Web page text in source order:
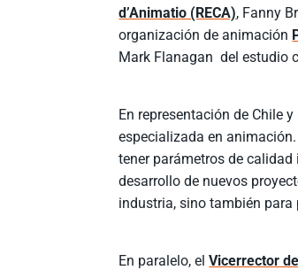
d’Animatio (RECA), Fanny
organización de animación
Mark Flanagan del estudio
En representación de Chile
especializada en
tener parámetros de
desarrollo de nuevos
industria, sino también para
En paralelo, elVicerrector